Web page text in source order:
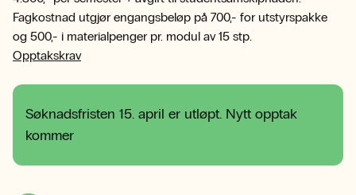
Fagkostnad utgjør engangsbeløp på 700,- for utstyrspakke
og 500,- i materialpenger pr. modul av 15 stp.
Opptakskrav
Søknadsfristen 15. april er utløpt. Nytt opptak
kommer